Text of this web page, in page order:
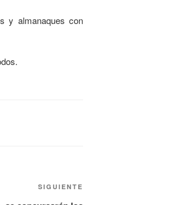
y almanaques con
SIGUIENTE